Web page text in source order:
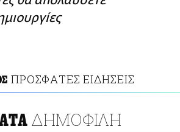
ΠΡΟΣΦΑΤΕΣ ΕΙΔΗΣΕΙΣ
ΔΗΜΟΦΙΛΗ